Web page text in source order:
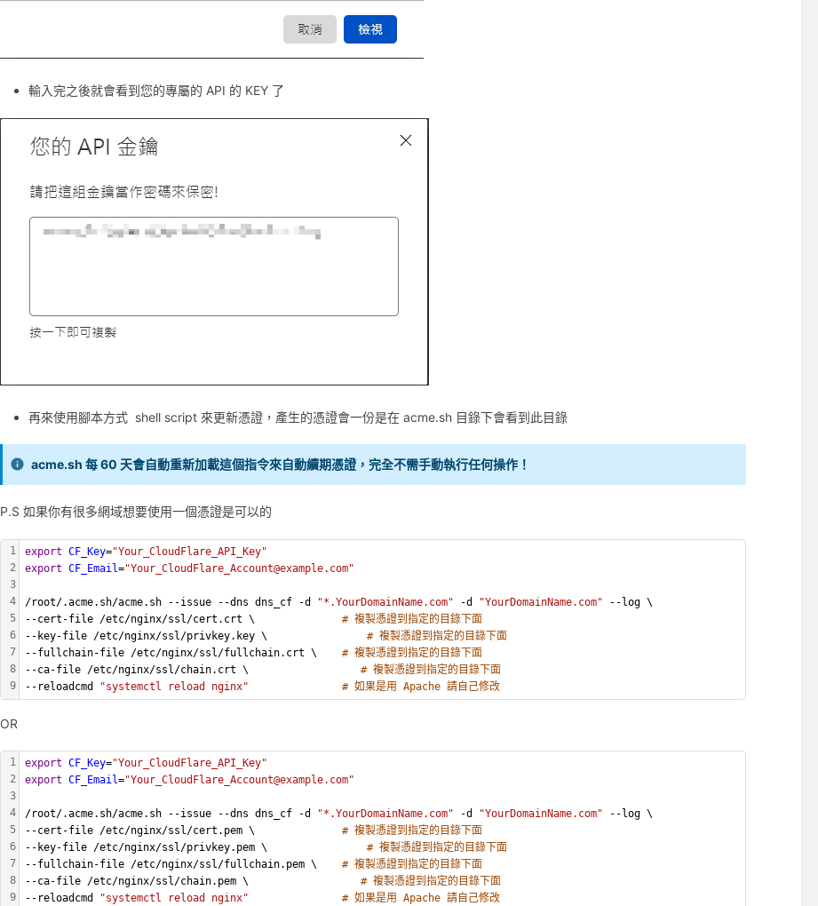
輸入完之後就會看到您的專屬的 API 的 KEY 了
再來使用腳本方式 shell script 來更新憑證，產生的憑證會一份是在 acme.sh 目錄下會看到此目錄
acme.sh 每 60 天會自動重新加載這個指令來自動續期憑證，完全不需手動執行任何操作！
P.S 如果你有很多網域想要使用一個憑證是可以的
1
2
3
4
5
6
7
8
9
export CF_Key="Your_CloudFlare_API_Key"
export CF_Email="Your_CloudFlare_Account@example.com"
/root/.acme.sh/acme.sh --issue --dns dns_cf -d "*.YourDomainName.com" -d "YourDomainName.com" --log \
--cert-file /etc/nginx/ssl/cert.crt \ # 複製憑證到指定的目錄下面
--key-file /etc/nginx/ssl/privkey.key \ # 複製憑證到指定的目錄下面
--fullchain-file /etc/nginx/ssl/fullchain.crt \ # 複製憑證到指定的目錄下面
--ca-file /etc/nginx/ssl/chain.crt \ # 複製憑證到指定的目錄下面
--reloadcmd
"systemctl reload nginx" # 如果是用 Apache 請自己修改
OR
1
2
3
4
5
6
7
8
9
export CF_Key="Your_CloudFlare_API_Key"
export CF_Email="Your_CloudFlare_Account@example.com"
/root/.acme.sh/acme.sh --issue --dns dns_cf -d "*.YourDomainName.com" -d "YourDomainName.com" --log \
--cert-file /etc/nginx/ssl/cert.pem \ # 複製憑證到指定的目錄下面
--key-file /etc/nginx/ssl/privkey.pem \ # 複製憑證到指定的目錄下面
--fullchain-file /etc/nginx/ssl/fullchain.pem \ # 複製憑證到指定的目錄下面
--ca-file /etc/nginx/ssl/chain.pem \ # 複製憑證到指定的目錄下面
--reloadcmd
"systemctl reload nginx" # 如果是用 Apache 請自己修改